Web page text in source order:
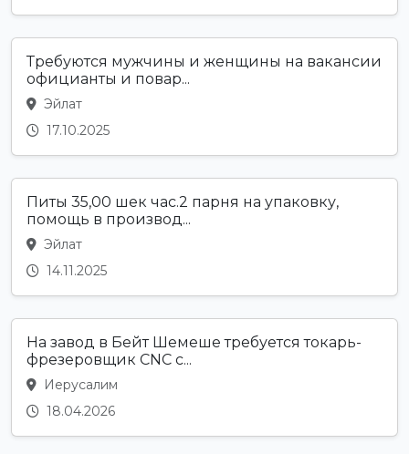
Требуются мужчины и женщины на вакансии
официанты и повар...
Эйлат
17.10.2025
Питы 35,00 шек час.2 парня на упаковку,
помощь в производ...
Эйлат
14.11.2025
На завод в Бейт Шемеше требуется токарь-
фрезеровщик CNC с...
Иерусалим
18.04.2026